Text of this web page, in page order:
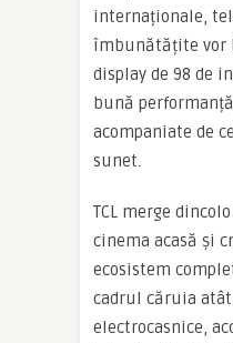
internaționale,
îmbunătățite vor
display de 98 de
bună
acompaniate de
sunet.
TCL merge
cinema acasă și
ecosistem
cadrul căruia
electrocasnice,